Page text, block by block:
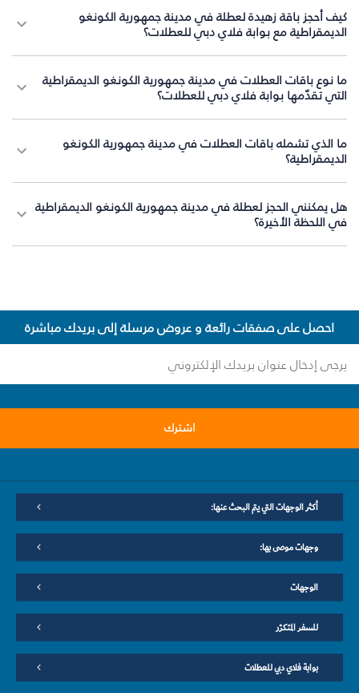
كيف أحجز باقة زهيدة لعطلة في مدينة جمهورية الكونغو
الديمقراطية مع بوابة فلاي دبي للعطلات؟
ما نوع باقات العطلات في مدينة جمهورية الكونغو الديمقراطية
التي تقدّمها بوابة فلاي دبي للعطلات؟
ما الذي تشمله باقات العطلات في مدينة جمهورية الكونغو
الديمقراطية؟
هل يمكنني الحجز لعطلة في مدينة جمهورية الكونغو الديمقراطية
في اللحظة الأخيرة؟
احصل على صفقات رائعة و عروض مرسلة إلى بريدك مباشرة
اشترك
أكثر الوجهات التي يتم البحث عنها:
وجهات موصى بها:
الوجهات
للسفر المتكرّر
بوابة فلاي دبي للعطلات